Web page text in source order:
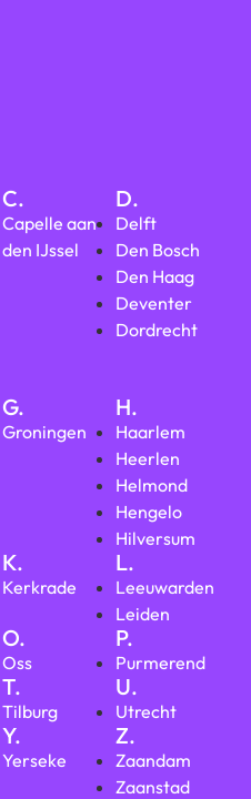
C.
Capelle aan
den IJssel
D.
Delft
Den Bosch
Den Haag
Deventer
Dordrecht
G.
Groningen
H.
Haarlem
Heerlen
Helmond
Hengelo
Hilversum
K.
Kerkrade
L.
Leeuwarden
Leiden
O.
Oss
P.
Purmerend
T.
Tilburg
U.
Utrecht
Y.
Yerseke
Z.
Zaandam
Zaanstad